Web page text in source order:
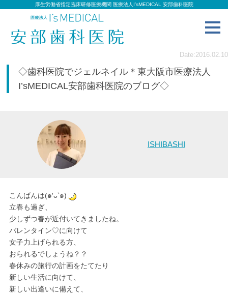
厚生労働省指定臨床研修医療機関 医療法人I’sMEDICAL 安部歯科医院
Date:2016.02.10
◇歯科医院でジェルネイル＊東大阪市医療法人
I’sMEDICAL安部歯科医院のブログ◇
ISHIBASHI
こんばんは(๑′ᴗ‵๑)
立春も過ぎ、
少しずつ春が近付いてきましたね。
バレンタイン♡に向けて
女子力上げられる方、
おられるでしょうね？？
春休みの旅行の計画をたてたり
新しい生活に向けて、
新しい出逢いに備えて、